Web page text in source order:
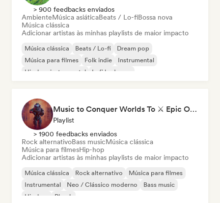
> 900 feedbacks enviados
AmbienteMúsica asiáticaBeats / Lo-fiBossa nova
Música clássica
Adicionar artistas às minhas playlists de maior impacto
Música clássica Beats / Lo-fi
Dream pop
Música para filmes
Folk indie
Instrumental
Hip-hop instrumental
Lofi bedroom
Music to Conquer Worlds To ⚔️ Epic Orchestral, Cinematic & Trailer Music
Playlist
> 1900 feedbacks enviados
Rock alternativoBass musicMúsica clássica
Música para filmesHip-hop
Adicionar artistas às minhas playlists de maior impacto
Música clássica Rock alternativo
Música para filmes
Instrumental
Neo / Clássico moderno
Bass music
Hip-hop
Phonk